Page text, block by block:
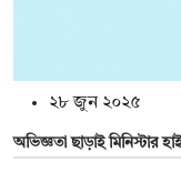
২৮ জুন ২০২৫
অভিজ্ঞতা ছাড়াই মিনিস্টার